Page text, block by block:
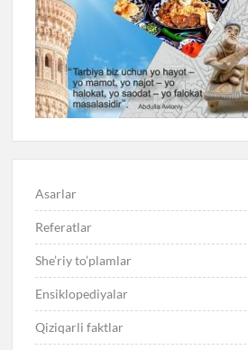
Asarlar
Referatlar
She’riy to’plamlar
Ensiklopediyalar
Qiziqarli faktlar